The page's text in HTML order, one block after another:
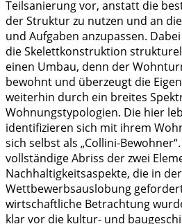
Teilsanierung vor, anstatt die
der Struktur zu nutzen und an
und Aufgaben anzupassen.
die Skelettkonstruktion
einen Umbau, denn der
bewohnt und überzeugt die
weiterhin durch ein breites
Wohnungstypologien. Die hier
identifizieren sich mit ihrem
sich selbst als „Collini-
vollständige Abriss der zwei
Nachhaltigkeitsaspekte, die in der
Wettbewerbsauslobung
wirtschaftliche Betrachtung
klar vor die kultur- und